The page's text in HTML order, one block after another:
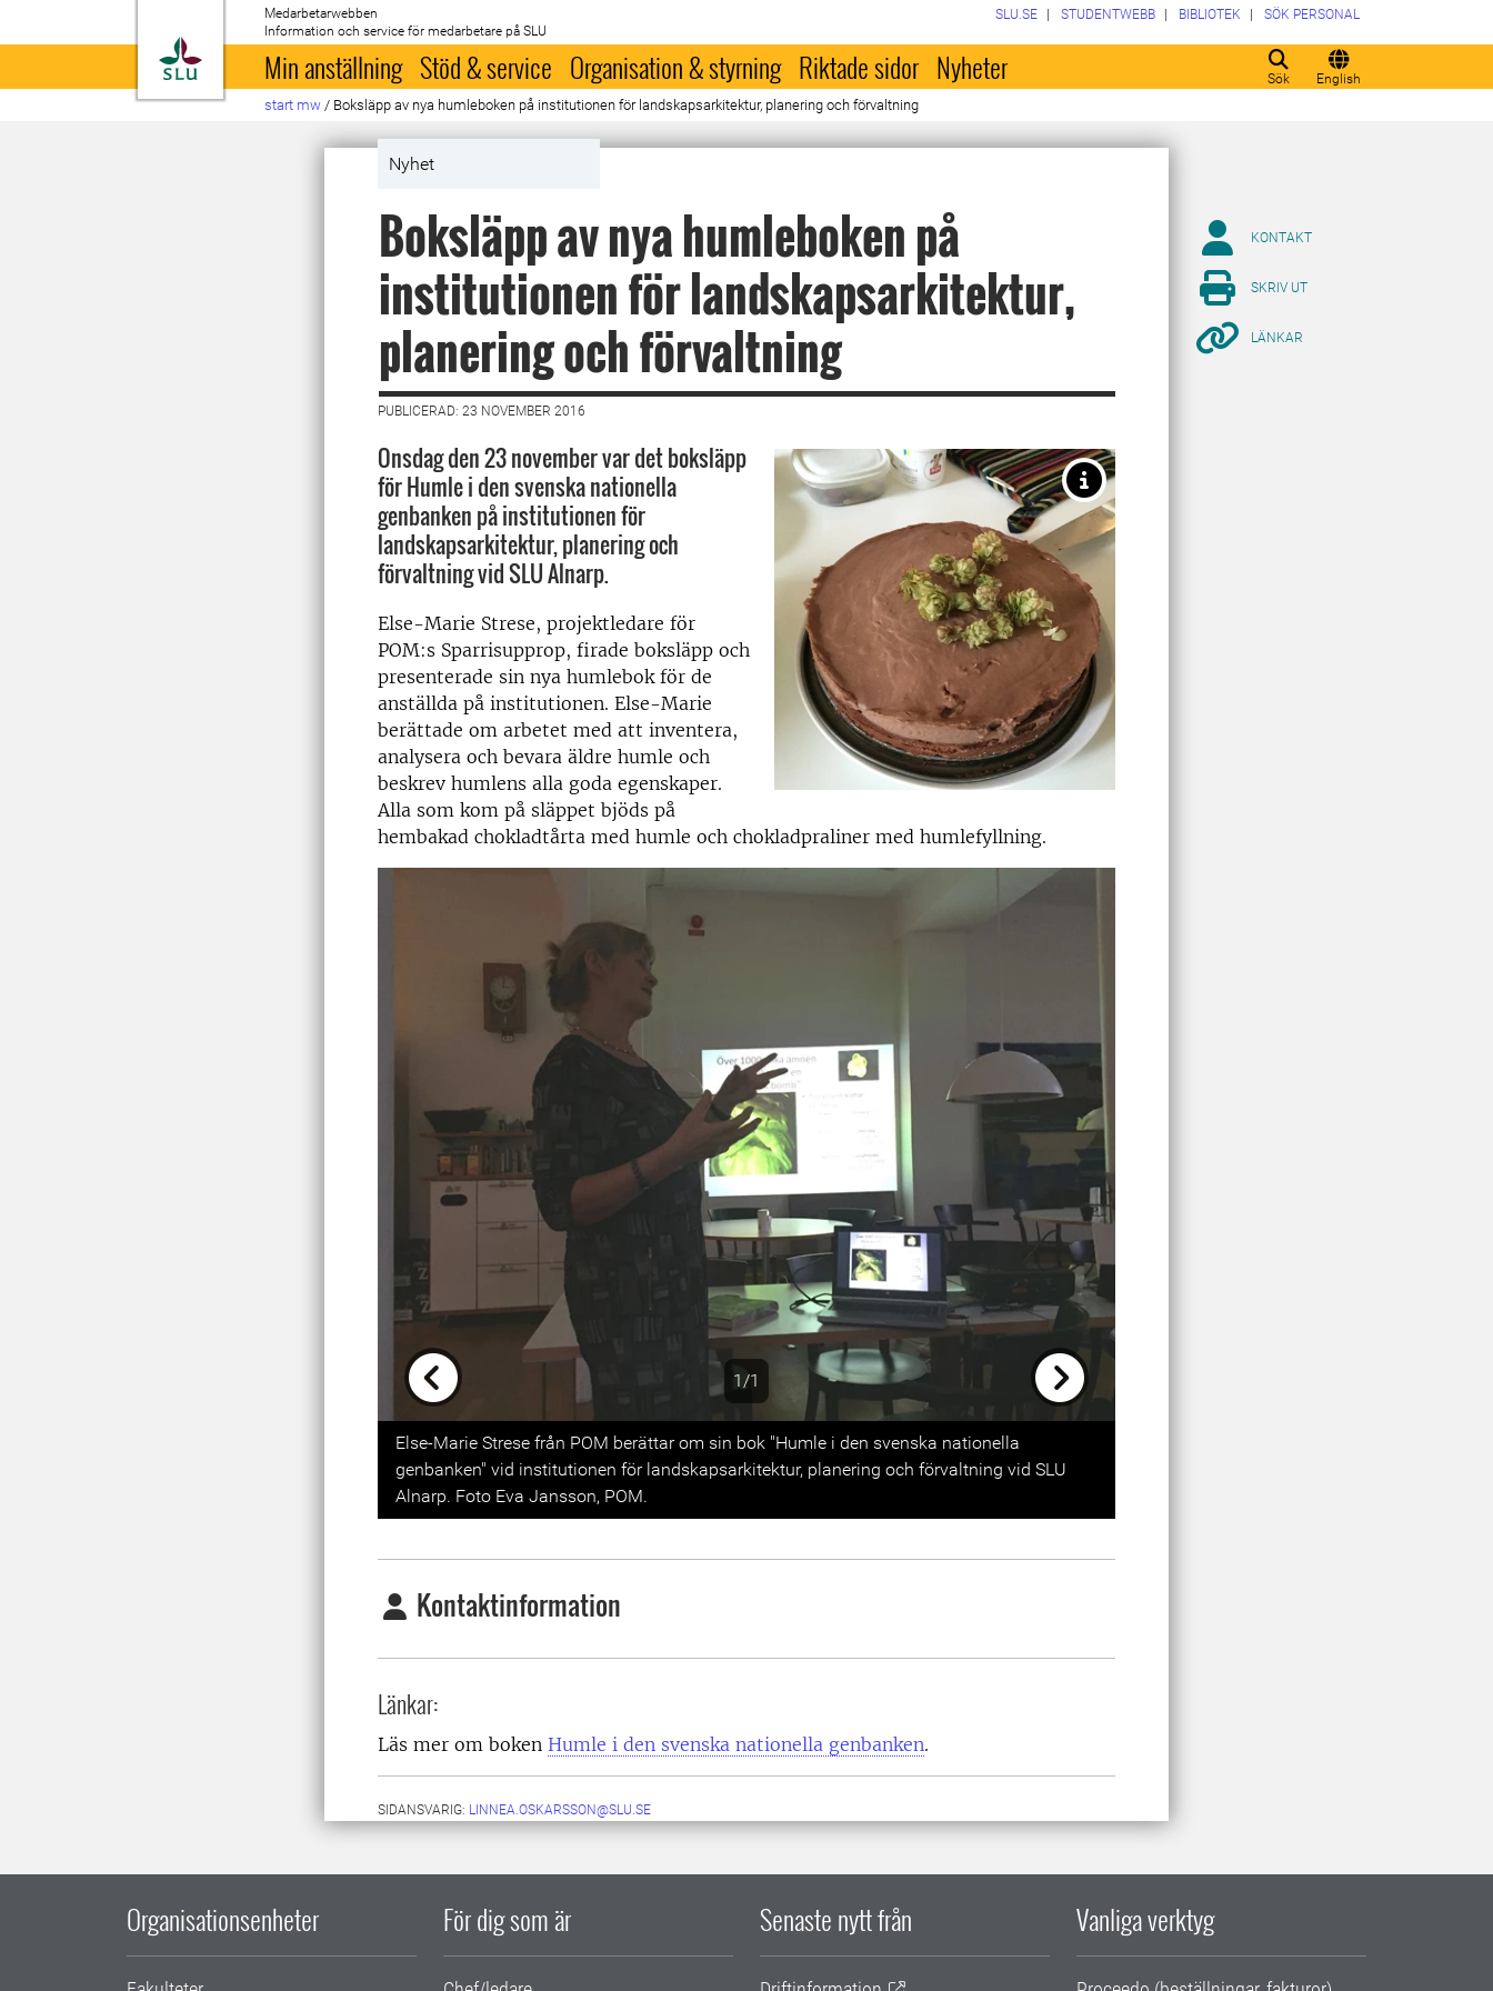
Till startsida
Medarbetarwebben
Information och service för medarbetare på SLU
Sök English
SLU.SE STUDENTWEBB BIBLIOTEK SÖK PERSONAL
Min anställning Stöd & service Organisation & styrning Riktade sidor Nyheter
start mw / Boksläpp av nya humleboken på institutionen för landskapsarkitektur, planering och förvaltning
Nyhet
Boksläpp av nya humleboken på
institutionen för landskapsarkitektur,
planering och förvaltning
PUBLICERAD: 23 NOVEMBER 2016
Onsdag den 23 november var det boksläpp
för Humle i den svenska nationella
genbanken på institutionen för
landskapsarkitektur, planering och
förvaltning vid SLU Alnarp.
Else-Marie Strese, projektledare för
POM:s Sparrisupprop, firade boksläpp och
presenterade sin nya humlebok för de
anställda på institutionen. Else-Marie
berättade om arbetet med att inventera,
analysera och bevara äldre humle och
beskrev humlens alla goda egenskaper.
Alla som kom på släppet bjöds på
hembakad chokladtårta med humle och chokladpraliner med humlefyllning.
1/1
Previous
Else-Marie Strese från POM berättar om sin bok "Humle i den svenska nationella
genbanken" vid institutionen för landskapsarkitektur, planering och förvaltning vid SLU
Alnarp. Foto Eva Jansson, POM.
Kontaktinformation
Länkar:
Läs mer om boken Humle i den svenska nationella genbanken.
SIDANSVARIG: LINNEA.OSKARSSON@SLU.SE
KONTAKT
SKRIV UT
LÄNKAR
Organisationsenheter För dig som är Senaste nytt från Vanliga verktyg